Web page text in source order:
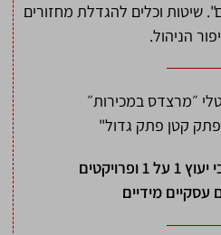
שיטות וכלים להגדלת מחזורים
הניהול.
״מרצדס במכירות״
קטן פתק גדול"
עסקיים מידיים